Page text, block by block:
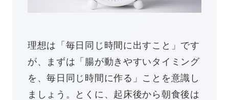
理想は「毎日同じ時間に出すこと」です
が、まずは「腸が動きやすいタイミング
を、毎日同じ時間に作る」ことを意識し
ましょう。とくに、起床後から朝食後は